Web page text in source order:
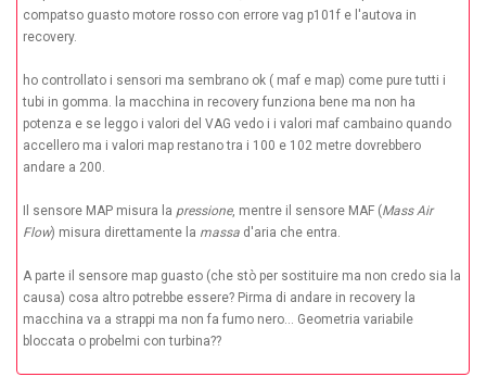
compatso guasto motore rosso con errore vag p101f e l'autova in
recovery.
ho controllato i sensori ma sembrano ok ( maf e map) come pure tutti i
tubi in gomma. la macchina in recovery funziona bene ma non ha
potenza e se leggo i valori del VAG vedo i i valori maf cambaino quando
accellero ma i valori map restano tra i 100 e 102 metre dovrebbero
andare a 200.
Il sensore MAP misura la pressione, mentre il sensore MAF (Mass Air
Flow) misura direttamente la massa d'aria che entra.
A parte il sensore map guasto (che stò per sostituire ma non credo sia la
causa) cosa altro potrebbe essere? Pirma di andare in recovery la
macchina va a strappi ma non fa fumo nero... Geometria variabile
bloccata o probelmi con turbina??